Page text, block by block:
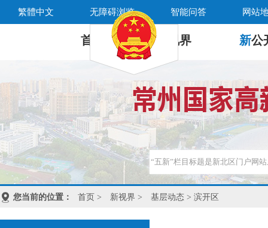
繁體中文 无障碍浏览 智能问答 网站
首 页 新 视界 新公
您当前的位置： 首页 > 新视界 > 基层动态 > 滨开区